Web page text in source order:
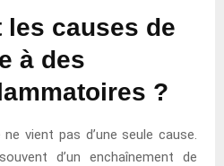
les causes de
à des
?
vient pas d’une seule cause.
d’un enchaînement de